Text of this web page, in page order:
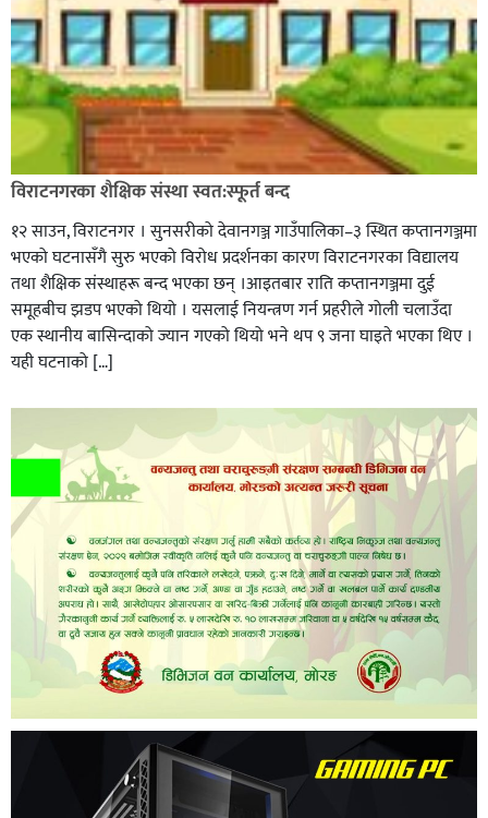
विराटनगरका शैक्षिक संस्था स्वत:स्फूर्त बन्द
१२ साउन, विराटनगर । सुनसरीको देवानगञ्ज गाउँपालिका–३ स्थित कप्तानगञ्जमा
भएको घटनासँगै सुरु भएको विरोध प्रदर्शनका कारण विराटनगरका विद्यालय
तथा शैक्षिक संस्थाहरू बन्द भएका छन् ।आइतबार राति कप्तानगञ्जमा दुई
समूहबीच झडप भएको थियो । यसलाई नियन्त्रण गर्न प्रहरीले गोली चलाउँदा
एक स्थानीय बासिन्दाको ज्यान गएको थियो भने थप ९ जना घाइते भएका थिए ।
यही घटनाको […]